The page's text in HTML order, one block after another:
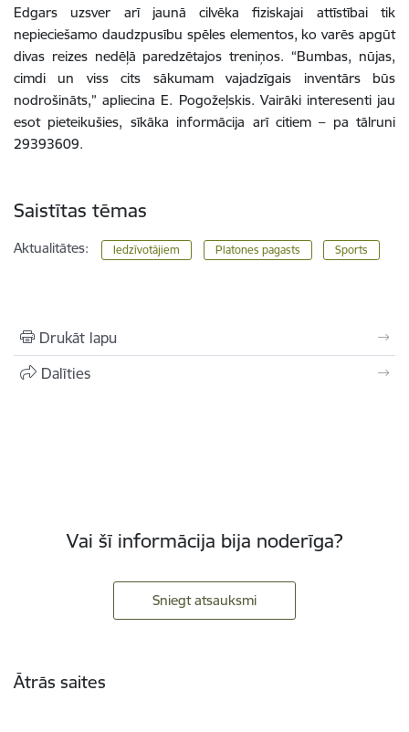
Edgars uzsver arī jaunā cilvēka fiziskajai attīstībai tik
nepieciešamo daudzpusību spēles elementos, ko varēs apgūt
divas reizes nedēļā paredzētajos treniņos. “Bumbas, nūjas,
cimdi un viss cits sākumam vajadzīgais inventārs būs
nodrošināts,” apliecina E. Pogožeļskis. Vairāki interesenti jau
esot pieteikušies, sīkāka informācija arī citiem – pa tālruni
29393609.
Saistītas tēmas
Aktualitātes: Iedzīvotājiem Platones pagasts Sports
Drukāt lapu
Dalīties
Vai šī informācija bija noderīga?
Sniegt atsauksmi
Ātrās saites